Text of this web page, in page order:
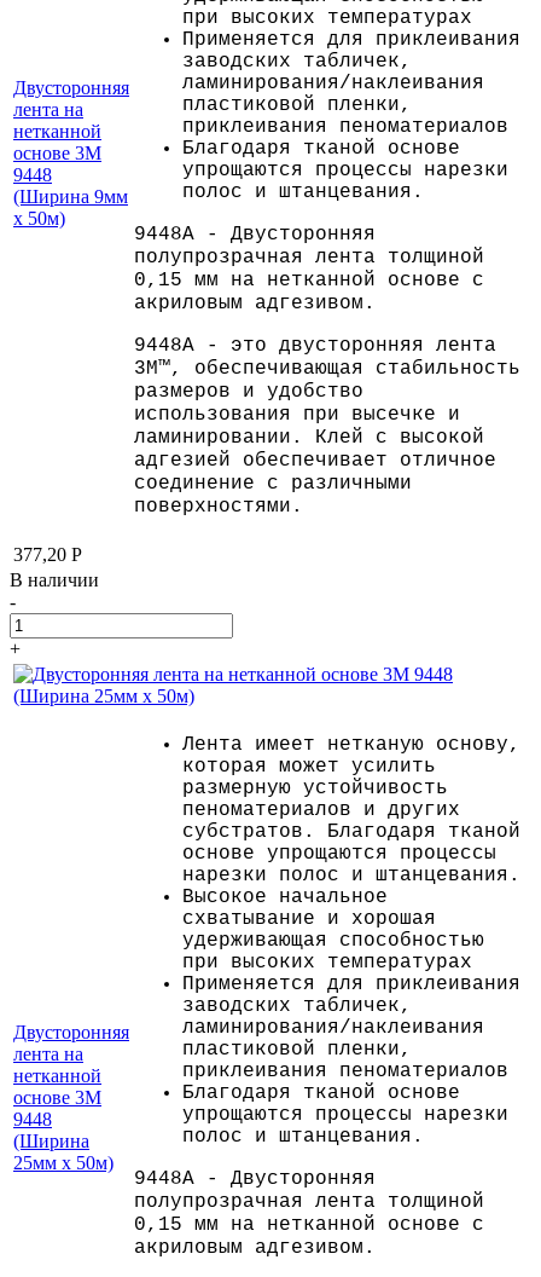
Двусторонняя
лента на
нетканной
основе 3M
9448
(Ширина 9мм
х 50м)
при высоких температурах
Применяется для приклеивания
заводских табличек,
ламинирования/наклеивания
пластиковой пленки,
приклеивания пеноматериалов
Благодаря тканой основе
упрощаются процессы нарезки
полос и штанцевания.
9448A - Двусторонняя
полупрозрачная лента толщиной
0,15 мм на нетканной основе с
акриловым адгезивом.
9448A - это двусторонняя лента
3M™, обеспечивающая стабильность
размеров и удобство
использования при высечке и
ламинировании. Клей с высокой
адгезией обеспечивает отличное
соединение с различными
поверхностями.
377,20 Р
В наличии
-
+
Двусторонняя
лента на
нетканной
основе 3M
9448
(Ширина
25мм х 50м)
Лента имеет нетканую основу,
которая может усилить
размерную устойчивость
пеноматериалов и других
субстратов. Благодаря тканой
основе упрощаются процессы
нарезки полос и штанцевания.
Высокое начальное
схватывание и хорошая
удерживающая способностью
при высоких температурах
Применяется для приклеивания
заводских табличек,
ламинирования/наклеивания
пластиковой пленки,
приклеивания пеноматериалов
Благодаря тканой основе
упрощаются процессы нарезки
полос и штанцевания.
9448A - Двусторонняя
полупрозрачная лента толщиной
0,15 мм на нетканной основе с
акриловым адгезивом.